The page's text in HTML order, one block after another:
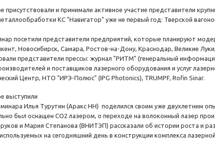
присутствовали и принимали активное участие представители
КС "Навигатор" уже не первый год: Тверской
посетили представители предприятий, которые планируют
Новосибирск, Самара, Ростов-на-Дону, Краснодар, Великие
представители прессы: журнал "РИТМ" (генеральный
и поставщиков лазерного оборудования и услуг
Центр, НТО "ИРЭ-Полюс" (IPG Photonics), TRUMPF, Rofin Sinar.
выступили
Илья Турутин (Аракс НН) поделился своим уже двухлетним
был оснащен СО2 лазером, о переходе на волоконный лазер
и Мария Степанова (ВНИТЭП) рассказали об истории роста и
на сегодняшний день в конструкции комплекса